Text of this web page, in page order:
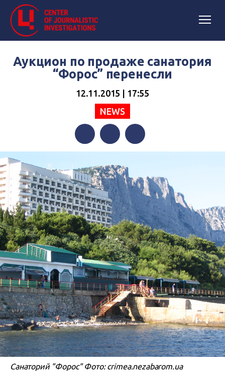
Аукцион по продаже санатория
“Форос” перенесли
12.11.2015 | 17:55
NEWS
FacebookTwitterTelegram
Санаторий "Форос" Фото: crimea.nezabarom.ua